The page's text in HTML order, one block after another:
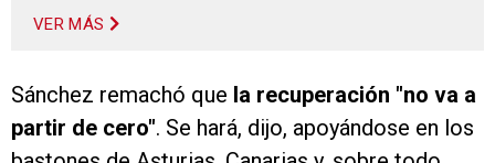
VER MÁS
Sánchez remachó que la recuperación "no va a
partir de cero". Se hará, dijo, apoyándose en los